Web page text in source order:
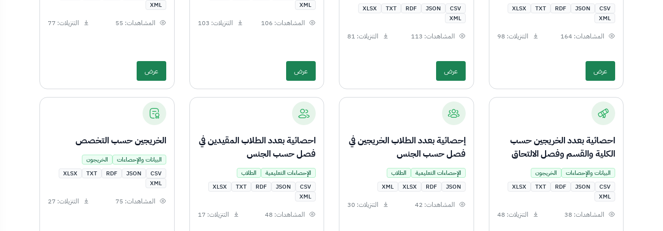
CSV
JSON
RDF
TXT
XLSX
XML
المشاهدات: 164 التنزيلات: 98
عرض
CSV
JSON
RDF
TXT
XLSX
XML
المشاهدات: 113 التنزيلات: 81
عرض
XML
المشاهدات: 106 التنزيلات: 103
عرض
XML
المشاهدات: 55 التنزيلات: 77
عرض
احصائية بعدد الخريجين حسب
الكلية والقسم وفصل الالتحاق
البيانات والإحصاءات
الخريجون
CSV
JSON
RDF
TXT
XLSX
XML
المشاهدات: 38 التنزيلات: 48
إحصائية بعدد الطلاب الخريجين في
فصل حسب الجنس
الإحصاءات التعليمية
الطلاب
JSON
RDF
XLSX
XML
المشاهدات: 42 التنزيلات: 30
احصائية بعدد الطلاب المقيدين في
فصل حسب الجنس
الإحصاءات التعليمية
الطلاب
CSV
JSON
RDF
TXT
XLSX
XML
المشاهدات: 48 التنزيلات: 17
الخريجين حسب التخصص
البيانات والإحصاءات
الخريجون
CSV
JSON
RDF
TXT
XLSX
XML
المشاهدات: 75 التنزيلات: 27